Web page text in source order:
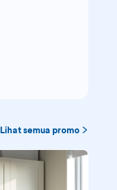
Lihat semua promo